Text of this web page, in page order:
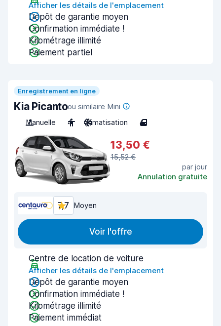
Afficher les détails de l'emplacement
Dépôt de garantie moyen
Confirmation immédiate !
Kilométrage illimité
Paiement partiel
Enregistrement en ligne
Kia Picantoou similaire Mini
Manuelle
4 Climatisation 4
13,50 €
15,52 €
par jour
Annulation gratuite
7,7 Moyen
Voir l'offre
Centre de location de voiture
Afficher les détails de l'emplacement
Dépôt de garantie moyen
Confirmation immédiate !
Kilométrage illimité
Paiement immédiat